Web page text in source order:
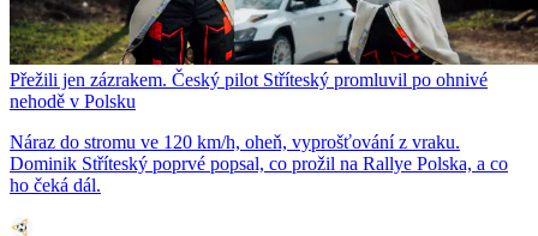
Přežili jen zázrakem. Český pilot Stříteský promluvil po ohnivé
nehodě v Polsku
Náraz do stromu ve 120 km/h, oheň, vyprošťování z vraku.
Dominik Stříteský poprvé popsal, co prožil na Rallye Polska, a co
ho čeká dál.